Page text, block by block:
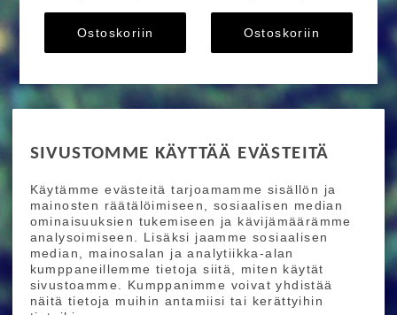
SIVUSTOMME KÄYTTÄÄ EVÄSTEITÄ
Käytämme evästeitä tarjoamamme sisällön ja
mainosten räätälöimiseen, sosiaalisen median
ominaisuuksien tukemiseen ja kävijämäärämme
analysoimiseen. Lisäksi jaamme sosiaalisen
median, mainosalan ja analytiikka-alan
kumppaneillemme tietoja siitä, miten käytät
sivustoamme. Kumppanimme voivat yhdistää
näitä tietoja muihin antamiisi tai kerättyihin
Ostoskoriin Ostoskoriin
Ride More – Pyöräkauppa ja pyörähuolto
Helsingissä
TILAA UUTISKIRJEEMME
Tilaamalla uutiskirjeemme saat uusimmat edut
suoraan sähköpostiisi.